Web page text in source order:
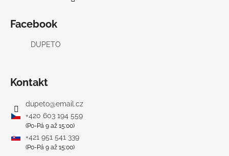
Facebook
DUPETO
Kontakt
dupeto@email.cz
+420 603 194 559
(Po-Pá 9 až 15:00)
+421 951 541 339
(Po-Pá 9 až 15:00)